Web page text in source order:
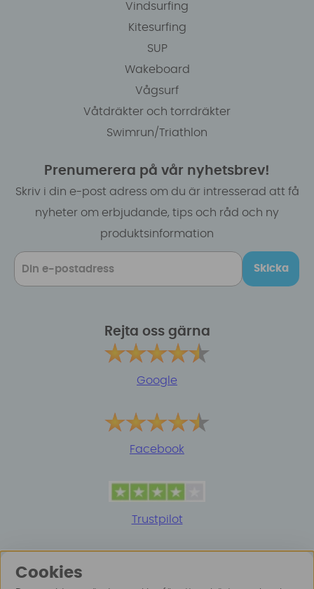
Vindsurfing
Kitesurfing
SUP
Wakeboard
Vågsurf
Våtdräkter och torrdräkter
Swimrun/Triathlon
Prenumerera på vår nyhetsbrev!
Skriv i din e-post adress om du är intresserad att få
nyheter om erbjudande, tips och råd och ny
produktsinformation
Skicka
Rejta oss gärna
Google
Facebook
Trustpilot
Cookies